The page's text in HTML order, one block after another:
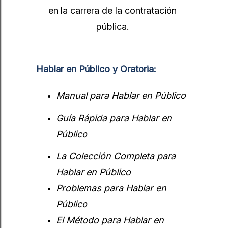
en la carrera de la contratación
pública.
Hablar en Público y Oratoria:
Manual para Hablar en Público
Guía Rápida para Hablar en
Público
La Colección Completa para
Hablar en Público
Problemas para Hablar en
Público
El Método para Hablar en